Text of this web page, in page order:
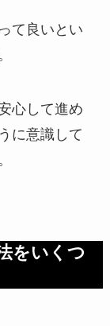
て良いとい
心して進め
に意識して
をいくつ